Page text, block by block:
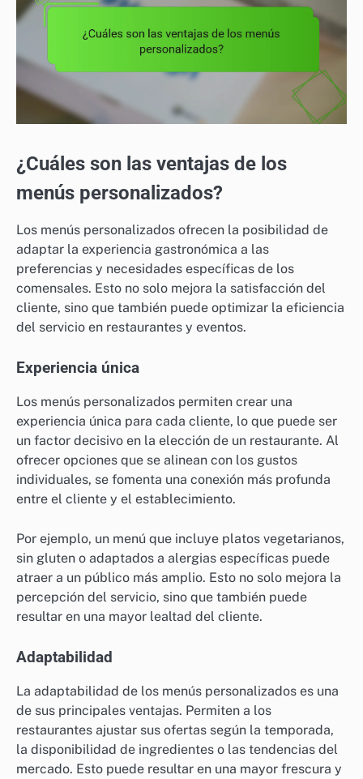
¿Cuáles son las ventajas de los
menús personalizados?
Los menús personalizados ofrecen la posibilidad de
adaptar la experiencia gastronómica a las
preferencias y necesidades específicas de los
comensales. Esto no solo mejora la satisfacción del
cliente, sino que también puede optimizar la eficiencia
del servicio en restaurantes y eventos.
Experiencia única
Los menús personalizados permiten crear una
experiencia única para cada cliente, lo que puede ser
un factor decisivo en la elección de un restaurante. Al
ofrecer opciones que se alinean con los gustos
individuales, se fomenta una conexión más profunda
entre el cliente y el establecimiento.
Por ejemplo, un menú que incluye platos vegetarianos,
sin gluten o adaptados a alergias específicas puede
atraer a un público más amplio. Esto no solo mejora la
percepción del servicio, sino que también puede
resultar en una mayor lealtad del cliente.
Adaptabilidad
La adaptabilidad de los menús personalizados es una
de sus principales ventajas. Permiten a los
restaurantes ajustar sus ofertas según la temporada,
la disponibilidad de ingredientes o las tendencias del
mercado. Esto puede resultar en una mayor frescura y